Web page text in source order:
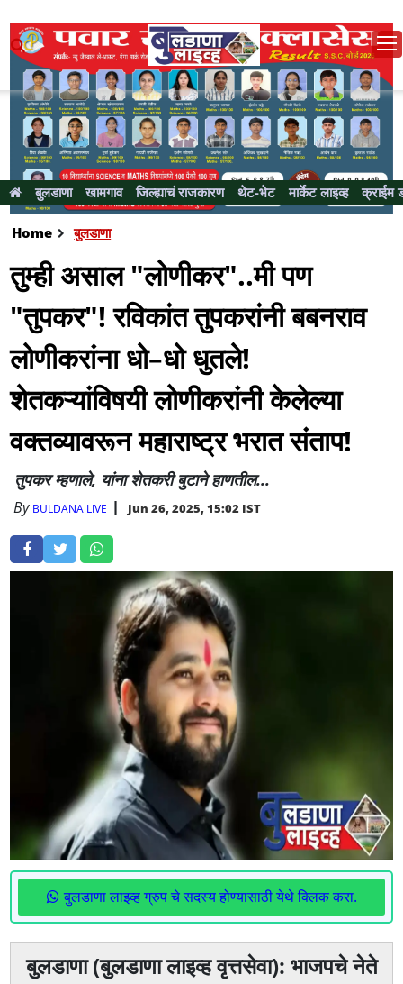
बुलडाणा खामगाव जिल्ह्याचं राजकारण थेट-भेट मार्केट लाइव्ह क्राईम
Home बुलडाणा
तुम्ही असाल "लोणीकर"..मी पण
"तुपकर"! रविकांत तुपकरांनी बबनराव
लोणीकरांना धो–धो धुतले!
शेतकऱ्यांविषयी लोणीकरांनी केलेल्या
वक्तव्यावरून महाराष्ट्र भरात संताप!
तुपकर म्हणाले, यांना शेतकरी बुटाने हाणतील...
By BULDANA LIVE Jun 26, 2025, 15:02 IST
बुलडाणा लाइव्ह ग्रुप चे सदस्य होण्यासाठी येथे क्लिक करा.
बुलडाणा (बुलडाणा लाइव्ह वृत्तसेवा): भाजपचे नेते